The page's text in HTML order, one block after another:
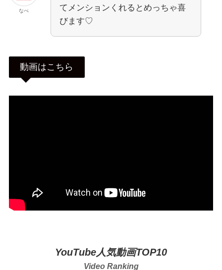
なべ
てメンションくれるとめっちゃ喜
びます♡
動画はこちら
YouTube人気動画TOP10
Video Ranking